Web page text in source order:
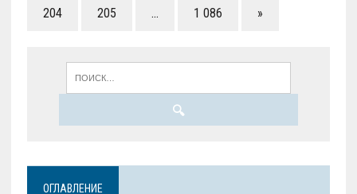
204 205 … 1 086 »
ОГЛАВЛЕНИЕ